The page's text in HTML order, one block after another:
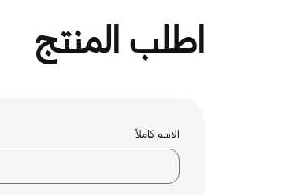
اطلب المنتج
الاسم كاملاً